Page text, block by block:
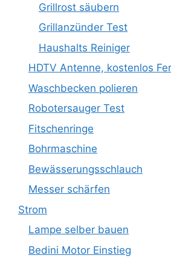
Grillrost säubern
Grillanzünder Test
Haushalts Reiniger
HDTV Antenne, kostenlos
Waschbecken polieren
Robotersauger Test
Fitschenringe
Bohrmaschine
Bewässerungsschlauch
Messer schärfen
Strom
Lampe selber bauen
Bedini Motor Einstieg